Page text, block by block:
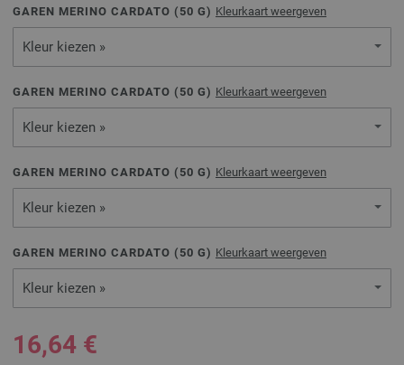
GAREN MERINO CARDATO ( 50 G) Kleurkaart weergeven
Kleur kiezen »
GAREN MERINO CARDATO ( 50 G) Kleurkaart weergeven
Kleur kiezen »
GAREN MERINO CARDATO ( 50 G) Kleurkaart weergeven
Kleur kiezen »
GAREN MERINO CARDATO ( 50 G) Kleurkaart weergeven
Kleur kiezen »
16,64 €